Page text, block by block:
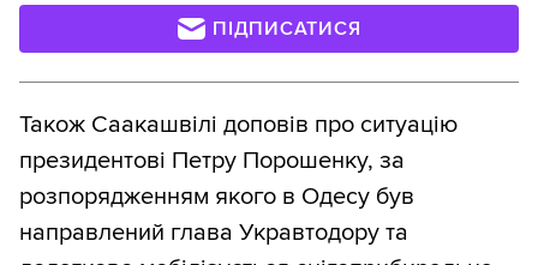
ПІДПИСАТИСЯ
Також Саакашвілі доповів про ситуацію
президентові Петру Порошенку, за
розпорядженням якого в Одесу був
направлений глава Укравтодору та